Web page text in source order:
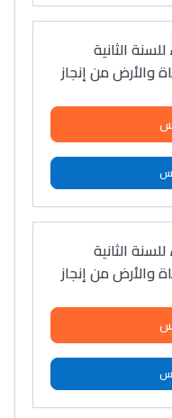
للسنة الثانية
والأرض من إنجاز
للسنة الثانية
والأرض من إنجاز